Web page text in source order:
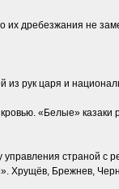
их дребезжания не
из рук царя и
«Белые» казаки
управления страной с
Хрущёв, Брежнев,